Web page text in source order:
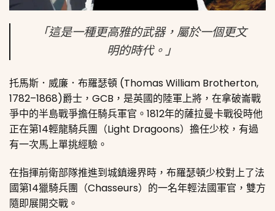
「這是一種更高雅的武器，屬於一個更文
明的時代。」
托馬斯．威廉．布羅瑟頓 (Thomas William Brotherton,
1782–1868)爵士，GCB，是英國的陸軍上將，在拿破崙戰
爭中的半島戰爭擔任騎兵軍官。1812年的薩拉曼卡戰役時他
正在第14輕龍騎兵團（Light Dragoons）擔任少校，有過
有一次馬上單挑經驗。
在指揮前衛部隊推進到城鎮邊界時，布羅瑟頓少校對上了法
國第14獵騎兵團（Chasseurs）的一名年輕法國軍官，雙方
隨即展開交戰。